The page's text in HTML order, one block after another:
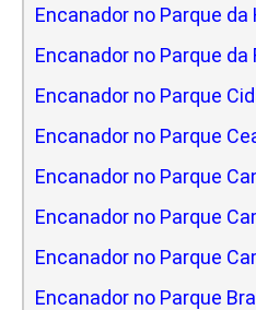
Encanador no Parque da
Encanador no Parque da
Encanador no Parque
Encanador no Parque
Encanador no Parque
Encanador no Parque
Encanador no Parque
Encanador no Parque